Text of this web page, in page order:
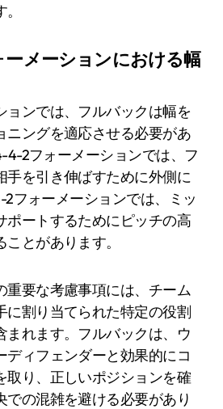
メーションにおける幅
ョンでは、フルバックは幅を
ニングを適応させる必要があ
4-2フォーメーションでは、フ
手を引き伸ばすために外側に
フォーメーションでは、ミッ
ポートするためにピッチの高
とがあります。
重要な考慮事項には、チーム
に割り当てられた特定の役割
まれます。フルバックは、ウ
ディフェンダーと効果的にコ
取り、正しいポジションを確
での混雑を避ける必要があり